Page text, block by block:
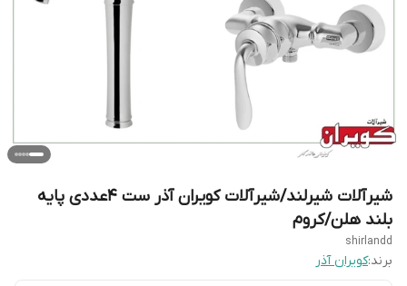
شیرآلات شیرلند/شیرآلات کویران آذر ست 4عددی پایه
بلند هلن/کروم
shirlandd
برند:کویران آذر